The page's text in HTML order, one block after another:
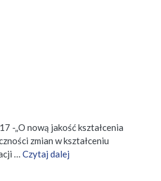
-„O nową jakość kształcenia
zmian w kształceniu
… Czytaj dalej